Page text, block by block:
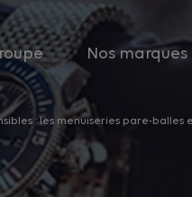
Nos marques
: les menuiseries pare-balles